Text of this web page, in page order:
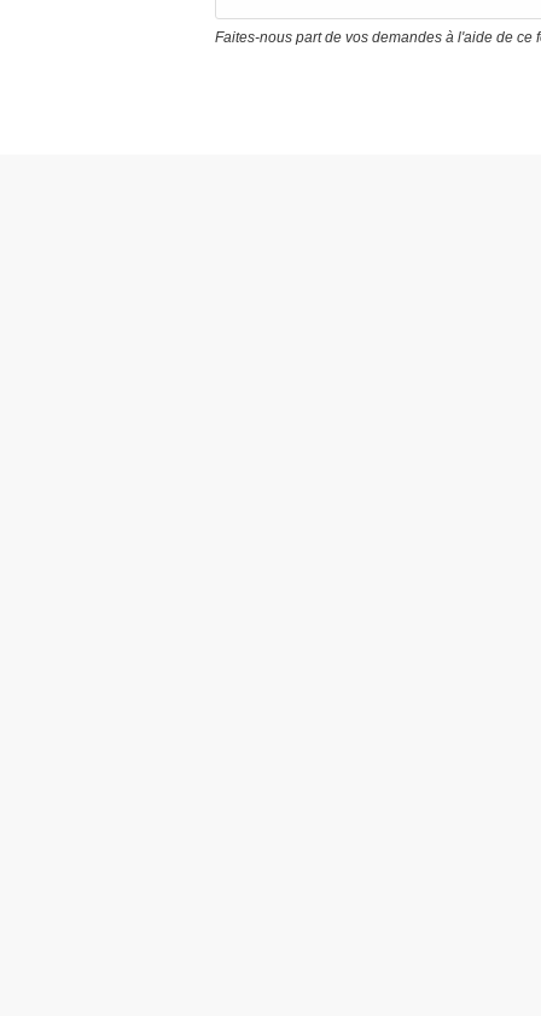
Faites-nous part de vos demandes à l'aide de ce